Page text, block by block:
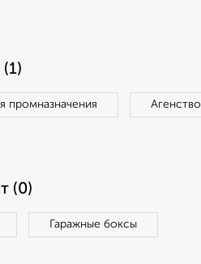
промназначения Агенство
(0)
Гаражные боксы